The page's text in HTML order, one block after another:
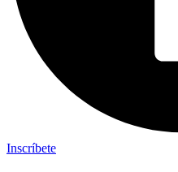
Inscríbete